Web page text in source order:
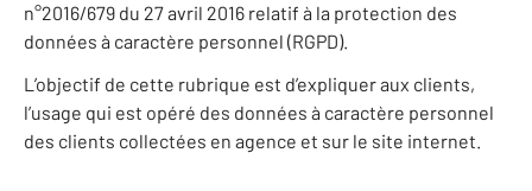
n°2016/679 du 27 avril 2016 relatif à la protection des
données à caractère personnel (RGPD).
L’objectif de cette rubrique est d’expliquer aux clients,
l’usage qui est opéré des données à caractère personnel
des clients collectées en agence et sur le site internet.